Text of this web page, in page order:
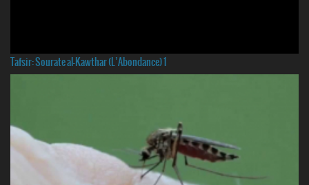
Tafsir: Sourate al-Kawthar (L’Abondance) 1